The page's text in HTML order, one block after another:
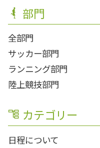
部門
全部門
サッカー部門
ランニング部門
陸上競技部門
カテゴリー
日程について